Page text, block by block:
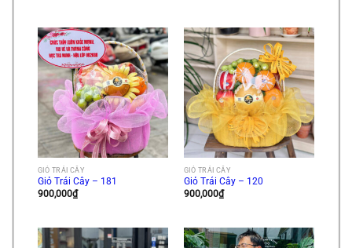
GIỎ TRÁI CÂY
Giỏ Trái Cây – 181
900,000₫
GIỎ TRÁI CÂY
Giỏ Trái Cây – 120
900,000₫